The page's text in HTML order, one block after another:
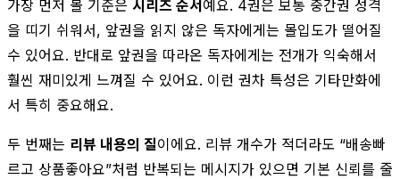
가장 먼저 볼 기준은 시리즈 순서예요. 4권은 보통 중간권 성격
을 띠기 쉬워서, 앞권을 읽지 않은 독자에게는 몰입도가 떨어질
수 있어요. 반대로 앞권을 따라온 독자에게는 전개가 익숙해서
훨씬 재미있게 느껴질 수 있어요. 이런 권차 특성은 기타만화에
서 특히 중요해요.
두 번째는 리뷰 내용의 질이에요. 리뷰 개수가 적더라도 “배송빠
르고 상품좋아요”처럼 반복되는 메시지가 있으면 기본 신뢰를 줄